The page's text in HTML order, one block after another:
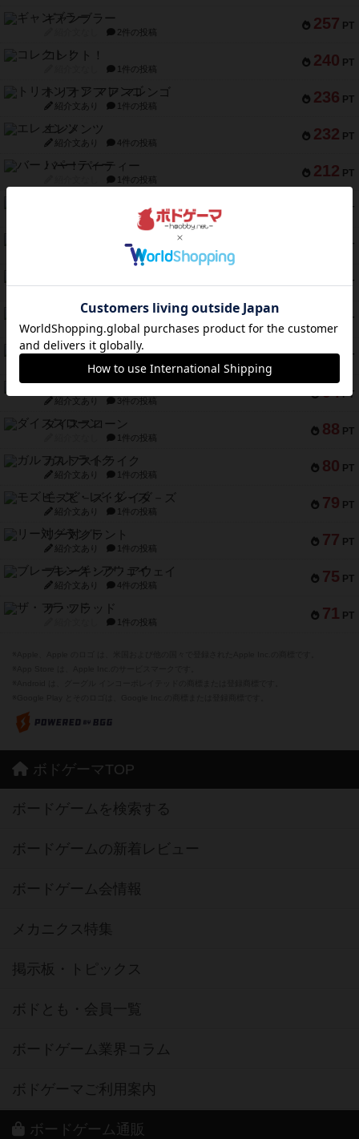
257 PT
ギャンブラー
2件の投稿
240 PT
コレクト！
1件の投稿
236 PT
トリオンフ ア マレンゴ
紹介文あり 1件の投稿
232 PT
エレメンツ
紹介文あり 4件の投稿
212 PT
バー！パーティー
1件の投稿
PT
1件の投稿
PT
1件の投稿
140 PT
PT
ドブル：ポケットモンスター
紹介文あり 4件の投稿
118 PT
ジャンヌ・ダルク-オルレアン ドロー＆ライト
紹介文なし 5件の投稿
94 PT
ファースト・イン・フライト
紹介文あり 3件の投稿
88 PT
ダイススローン
1件の投稿
80 PT
ガルフストライク
紹介文あり 1件の投稿
79 PT
モズビ－ズ・レイダ－ズ
紹介文あり 1件の投稿
77 PT
リー対グラント
紹介文あり 1件の投稿
75 PT
ブレーキング・アウェイ
紹介文あり 4件の投稿
71 PT
ザ・フラッド
1件の投稿
ボドゲーマTOP
ボードゲームを検索する
ボードゲームの新着レビュー
ボードゲーム会情報
メカニクス特集
掲示板・トピックス
ボドとも・会員一覧
ボードゲーム業界コラム
ボドゲーマご利用案内
ボードゲーム通販